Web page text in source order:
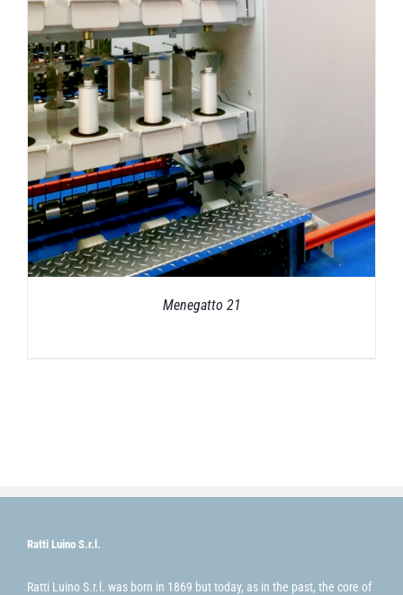
Menegatto 21
Ratti Luino S.r.l.
Ratti Luino S.r.l. was born in 1869 but today, as in the past, the core of